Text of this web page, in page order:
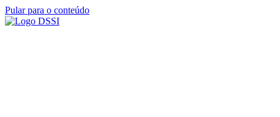
Pular para o conteúdo